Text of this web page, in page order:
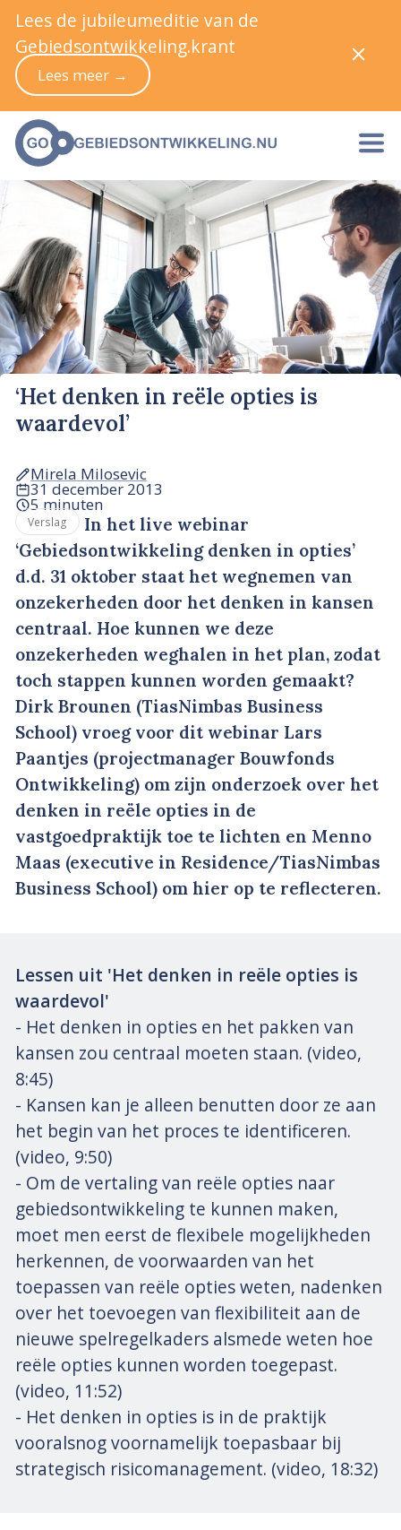
‘Het denken in reële opties is
waardevol’
Mirela Milosevic
31 december 2013
5 minuten
Verslag
In het live webinar
‘Gebiedsontwikkeling denken in opties’
d.d. 31 oktober staat het wegnemen van
onzekerheden door het denken in kansen
centraal. Hoe kunnen we deze
onzekerheden weghalen in het plan, zodat
toch stappen kunnen worden gemaakt?
Dirk Brounen (TiasNimbas Business
School) vroeg voor dit webinar Lars
Paantjes (projectmanager Bouwfonds
Ontwikkeling) om zijn onderzoek over het
denken in reële opties in de
vastgoedpraktijk toe te lichten en Menno
Maas (executive in Residence/TiasNimbas
Business School) om hier op te reflecteren.
Lessen uit 'Het denken in reële opties is
waardevol'
- Het denken in opties en het pakken van
kansen zou centraal moeten staan. (video,
8:45)
- Kansen kan je alleen benutten door ze aan
het begin van het proces te identificeren.
(video, 9:50)
- Om de vertaling van reële opties naar
gebiedsontwikkeling te kunnen maken,
moet men eerst de flexibele mogelijkheden
herkennen, de voorwaarden van het
toepassen van reële opties weten, nadenken
over het toevoegen van flexibiliteit aan de
nieuwe spelregelkaders alsmede weten hoe
reële opties kunnen worden toegepast.
(video, 11:52)
- Het denken in opties is in de praktijk
vooralsnog voornamelijk toepasbaar bij
strategisch risicomanagement. (video, 18:32)
Lees de jubileumeditie van de
Gebiedsontwikkeling.krant
Lees meer →